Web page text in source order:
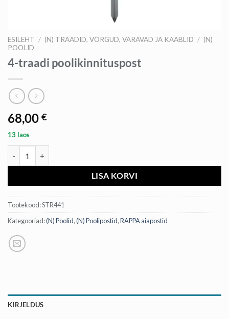
ESILEHT / (N) TRAADID, VÕRGUD, VÄRAVAD JA KAABLID / (N)
POOLID
4-traadi poolikinnituspost
68,00 €
13 laos
LISA KORVI
Tootekood:STR441
Kategooriad:(N) Poolid,(N) Poolipostid,RAPPA aiapostid
KIRJELDUS